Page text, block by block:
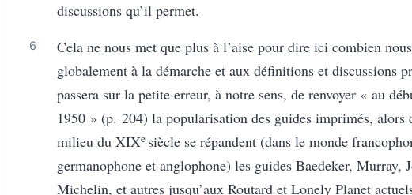
discussions qu’il permet.
Cela ne nous met que plus à l’aise pour dire ici combien
globalement à la démarche et aux définitions et discussions
passera sur la petite erreur, à notre sens, de renvoyer « au
1950 » (p. 204) la popularisation des guides imprimés, alors
milieu du XIXe siècle se répandent (dans le monde
germanophone et anglophone) les guides Baedeker, Murray,
Michelin, et autres jusqu’aux Routard et Lonely Planet